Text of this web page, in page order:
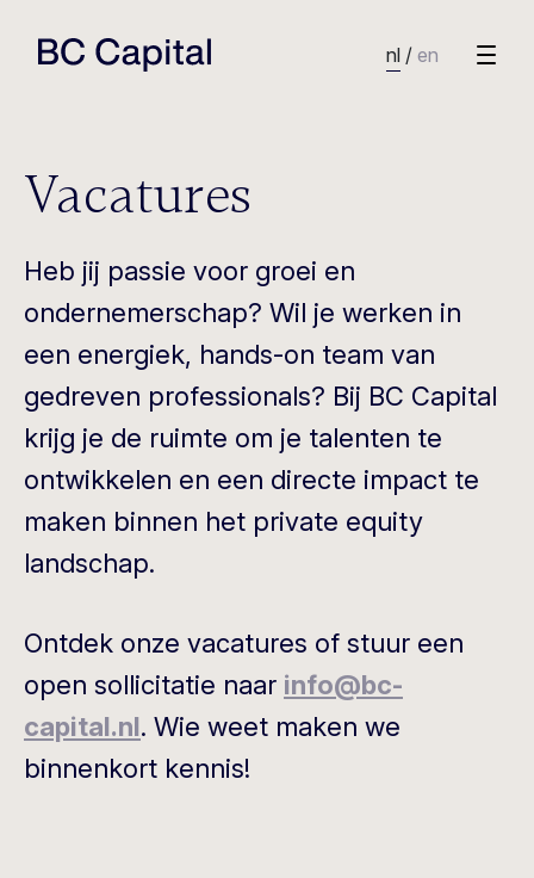
nl / en
Vacatures
Heb jij passie voor groei en
ondernemerschap? Wil je werken in
een energiek, hands-on team van
gedreven professionals? Bij BC Capital
krijg je de ruimte om je talenten te
ontwikkelen en een directe impact te
maken binnen het private equity
landschap.
Ontdek onze vacatures of stuur een
open sollicitatie naar info@bc-
capital.nl. Wie weet maken we
binnenkort kennis!